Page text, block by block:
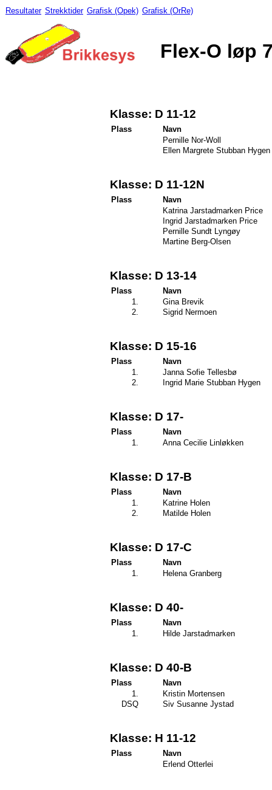
Resultater Strekktider Grafisk (Opek) Grafisk (OrRe)
Flex-O løp
Klasse: D 11-12
Plass
Navn
Pernille Nor-Woll
Ellen Margrete Stubban Hygen
Klasse: D 11-12N
Plass
Navn
Katrina Jarstadmarken Price
Ingrid Jarstadmarken Price
Pernille Sundt Lyngøy
Martine Berg-Olsen
Klasse: D 13-14
Plass
Navn
1.
Gina Brevik
2.
Sigrid Nermoen
Klasse: D 15-16
Plass
Navn
1.
Janna Sofie Tellesbø
2.
Ingrid Marie Stubban Hygen
Klasse: D 17-
Plass
Navn
1.
Anna Cecilie Linløkken
Klasse: D 17-B
Plass
Navn
1.
Katrine Holen
2.
Matilde Holen
Klasse: D 17-C
Plass
Navn
1.
Helena Granberg
Klasse: D 40-
Plass
Navn
1.
Hilde Jarstadmarken
Klasse: D 40-B
Plass
Navn
1.
Kristin Mortensen
DSQ
Siv Susanne Jystad
Klasse: H 11-12
Plass
Navn
Erlend Otterlei